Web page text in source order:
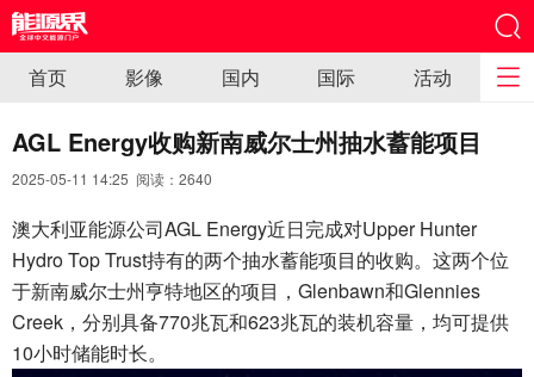
首页 影像 国内 国际 活动
AGL Energy收购新南威尔士州抽水蓄能项目
2025-05-11 14:25 阅读： 2640
澳大利亚能源公司AGL Energy近日完成对Upper Hunter
Hydro Top Trust持有的两个抽水蓄能项目的收购。这两个位
于新南威尔士州亨特地区的项目，Glenbawn和Glennies
Creek，分别具备770兆瓦和623兆瓦的装机容量，均可提供
10小时储能时长。